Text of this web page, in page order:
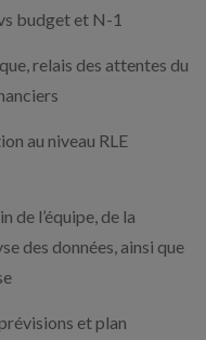
budget et N-1
relais des attentes du
au niveau RLE
de l’équipe, de la
des données, ainsi que
et plan